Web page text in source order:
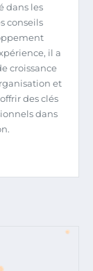
dans les
conseils
il a
croissance
et
des clés
dans